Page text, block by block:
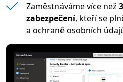
Zaměstnáváme více než
zabezpečení, kteří se
a ochraně osobních